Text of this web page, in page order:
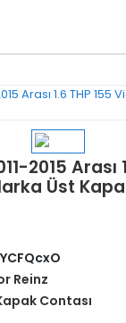
2015 Arası
Üst
Reinz
Contası